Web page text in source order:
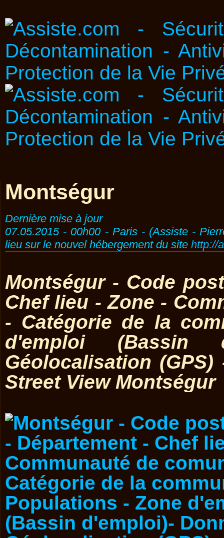
Montségur
Dernière mise à jour
07.05.2015 - 00h00 - Paris - (Assiste -
lieu sur le nouvel hébergement du site http://
Montségur - Code
Chef lieu - Zone -
- Catégorie de la
d'emploi (Bassin
Géolocalisation
Street View Montségur